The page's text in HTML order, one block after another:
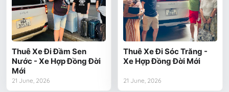
Thuê Xe Đi Đầm Sen
Nước - Xe Hợp Đồng Đời
Mới
21 June, 2026
Thuê Xe Đi Sóc Trăng -
Xe Hợp Đồng Đời Mới
21 June, 2026